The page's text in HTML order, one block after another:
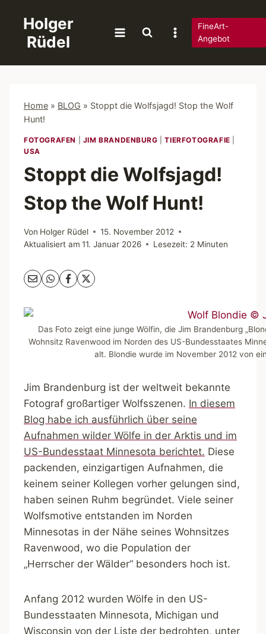
springen
Holger
Rüdel
FineArt-
Angebot
Home » BLOG » Stoppt die Wolfsjagd! Stop the Wolf
Hunt!
FOTOGRAFEN JIM BRANDENBURG |TIERFOTOGRAFIE
USA
Stoppt die Wolfsjagd!
Stop the Wolf Hunt!
Von Holger Rüdel
15. November 2012
Aktualisiert am 11. Januar 2026 Lesezeit: 2 Minuten
Das Foto zeigt eine junge Wölfin, die Jim Brandenburg
Wohnsitz Ravenwood im Norden des US-Bundesstaates
alt. Blondie wurde im November 2012 von
Jim Brandenburg ist der weltweit bekannte
Fotograf großartiger Wolfsszenen. In diesem
Blog habe ich ausführlich über seine
Aufnahmen wilder Wölfe in der Arktis und im
US-Bundesstaat Minnesota berichtet. Diese
packenden, einzigartigen Aufnahmen, die
keinem seiner Kollegen vorher gelungen sind,
haben seinen Ruhm begründet. Viele seiner
Wolfsmotive entstanden im Norden
Minnesotas in der Nähe seines Wohnsitzes
Ravenwood, wo die Population der
„Herrscher der Wälder“ besonders hoch ist.
Anfang 2012 wurden Wölfe in den US-
Bundesstaaten Minnesota, Michigan und
Wisconsin von der Liste der bedrohten, unter